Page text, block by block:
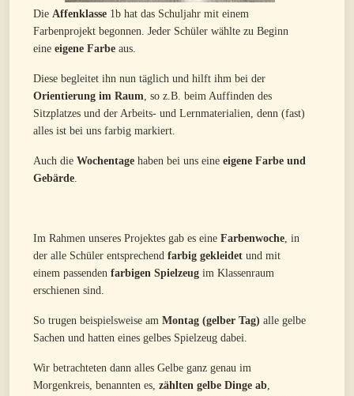
Die Affenklasse 1b hat das Schuljahr mit einem
Farbenprojekt begonnen. Jeder Schüler wählte zu Beginn
eine eigene Farbe aus.
Diese begleitet ihn nun täglich und hilft ihm bei der
Orientierung im Raum, so z.B. beim Auffinden des
Sitzplatzes und der Arbeits- und Lernmaterialien, denn (fast)
alles ist bei uns farbig markiert.
Auch die Wochentage haben bei uns eine eigene Farbe und
Gebärde.
Im Rahmen unseres Projektes gab es eine Farbenwoche, in
der alle Schüler entsprechend farbig gekleidet und mit
einem passenden farbigen Spielzeug im Klassenraum
erschienen sind.
So trugen beispielsweise am Montag (gelber Tag) alle gelbe
Sachen und hatten eines gelbes Spielzeug dabei.
Wir betrachteten dann alles Gelbe ganz genau im
Morgenkreis, benannten es, zählten gelbe Dinge ab,